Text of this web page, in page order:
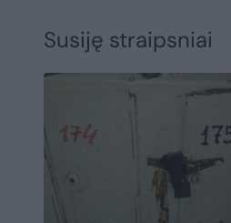
Susiję straipsniai